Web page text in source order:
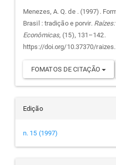
do
artigo
Menezes, A. Q. de . (1997).
Brasil : tradição e porvir.
Econômicas, (15), 131–142.
https://doi.org/10.37370/
FOMATOS DE CITAÇÃO
Edição
n. 15 (1997)